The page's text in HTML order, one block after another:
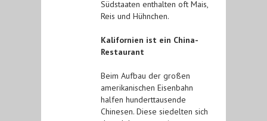
Südstaaten enthalten oft Mais,
Reis und Hühnchen.
Kalifornien ist ein China-
Restaurant
Beim Aufbau der großen
amerikanischen Eisenbahn
halfen hunderttausende
Chinesen. Diese siedelten sich